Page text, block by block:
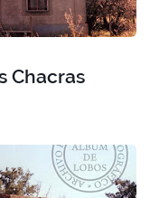
Chacras